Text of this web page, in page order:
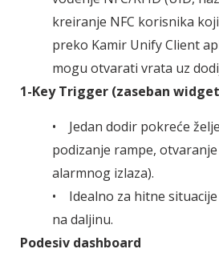
kreiranje NFC korisnika koji
preko Kamir Unify Client
mogu otvarati vrata uz
1-Key Trigger (zaseban
• Jedan dodir pokreće
podizanje rampe,
alarmnog izlaza).
• Idealno za hitne
na daljinu.
Podesiv dashboard